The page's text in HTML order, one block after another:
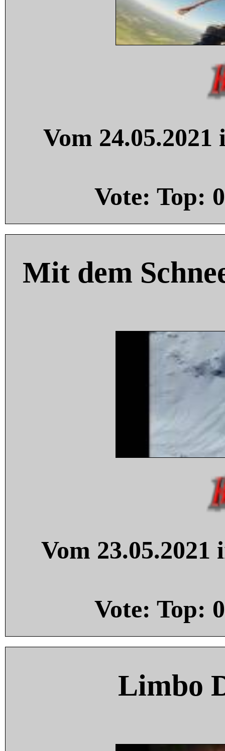
Vom
Vote: Top: 0
Mit dem
Vom
Vote: Top: 0
Limbo